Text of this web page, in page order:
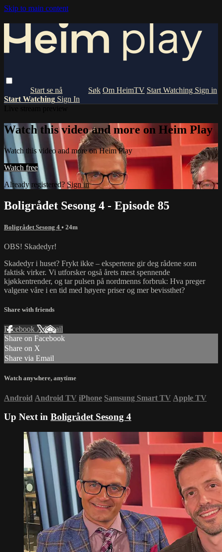
Skip to main content
Om HeimTV Start Watching Sign in
Start Watching Sign In
Watch this video and more on Heim Play
Watch this video and more on Heim Play
Watch free
Already registered? Sign in
Boligrådet Sesong 4 - Episode 85
Boligrådet Sesong 4 • 24m
OBS! Skadedyr!
Skadedyr i huset? Frykt ikke – ekspertene gir deg rådene som
faktisk virker. Vi utforsker også årets mest spennende
kjøkkentrender, og tar pulsen på nordmenns forbruk: Hva preger
valgene våre i en tid med høyere priser og mer bevissthet?
Share with friends
Facebook XEmail
Share on Facebook
Share on X
Share via Email
Watch anywhere, anytime
Android Android TV iPhone Samsung Smart TV Apple TV
Up Next in Boligrådet Sesong 4